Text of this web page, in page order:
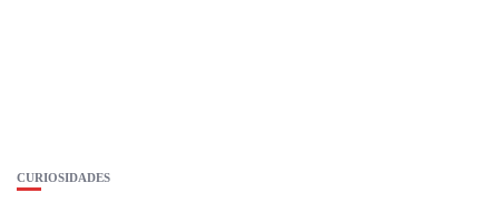
CURIOSIDADES